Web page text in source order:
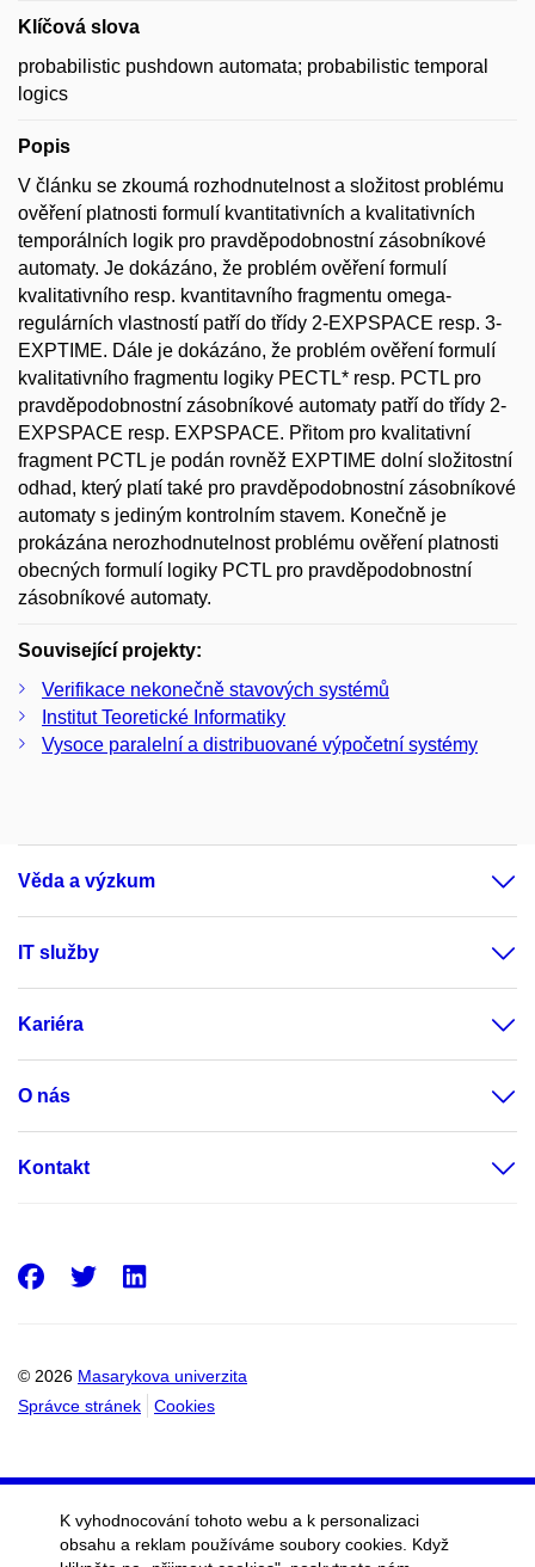
Klíčová slova
probabilistic pushdown automata; probabilistic temporal
logics
Popis
V článku se zkoumá rozhodnutelnost a složitost problému
ověření platnosti formulí kvantitativních a kvalitativních
temporálních logik pro pravděpodobnostní zásobníkové
automaty. Je dokázáno, že problém ověření formulí
kvalitativního resp. kvantitavního fragmentu omega-
regulárních vlastností patří do třídy 2-EXPSPACE resp. 3-
EXPTIME. Dále je dokázáno, že problém ověření formulí
kvalitativního fragmentu logiky PECTL* resp. PCTL pro
pravděpodobnostní zásobníkové automaty patří do třídy 2-
EXPSPACE resp. EXPSPACE. Přitom pro kvalitativní
fragment PCTL je podán rovněž EXPTIME dolní složitostní
odhad, který platí také pro pravděpodobnostní zásobníkové
automaty s jediným kontrolním stavem. Konečně je
prokázána nerozhodnutelnost problému ověření platnosti
obecných formulí logiky PCTL pro pravděpodobnostní
zásobníkové automaty.
Související projekty:
Verifikace nekonečně stavových systémů
Institut Teoretické Informatiky
Vysoce paralelní a distribuované výpočetní systémy
Věda a výzkum
IT služby
Kariéra
O nás
Kontakt
© 2026 Masarykova univerzita
Správce stránek
Cookies
Facebook
Twitter
K vyhodnocování tohoto webu a k personalizaci
obsahu a reklam používáme soubory cookies. Když